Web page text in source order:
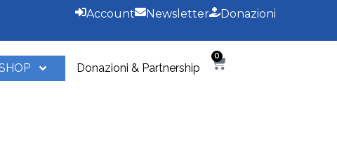
Account Newsletter Donazioni
Donazioni & Partnership
0